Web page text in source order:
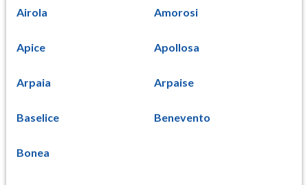
Airola Amorosi
Apice Apollosa
Arpaia Arpaise
Baselice Benevento
Bonea